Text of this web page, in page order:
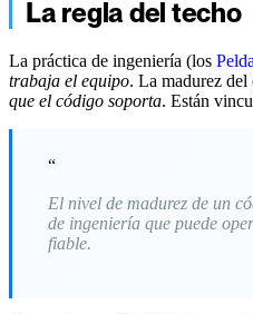
La regla del techo
La práctica de ingeniería (los
trabaja el equipo. La madurez
que el código soporta. Están
“
El nivel de madurez de un
de ingeniería que puede
fiable.